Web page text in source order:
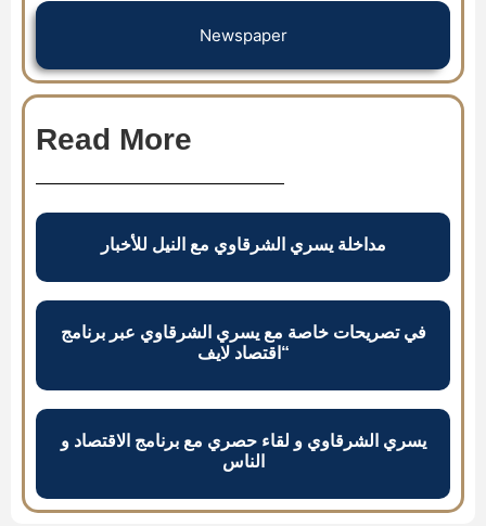
Newspaper
Read More
مداخلة يسري الشرقاوي مع النيل للأخبار
في تصريحات خاصة مع يسري الشرقاوي عبر برنامج
“اقتصاد لايف
يسري الشرقاوي و لقاء حصري مع برنامج الاقتصاد و
الناس